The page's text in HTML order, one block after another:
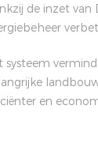
de inzet van
systeem
en